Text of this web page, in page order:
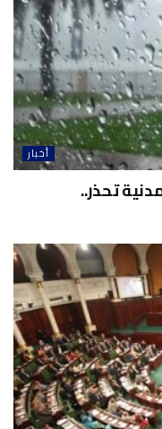
أخبار
تحذر..